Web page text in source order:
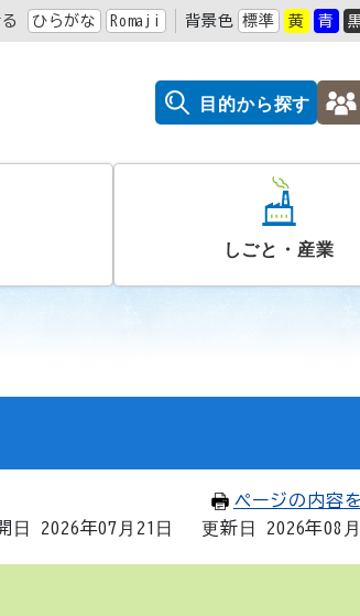
ひらがな Romaji 背景色 標準 黄 青
目的から探す
しごと・産業
ページの内容
日 2026年07月21日
更新日 2026年08